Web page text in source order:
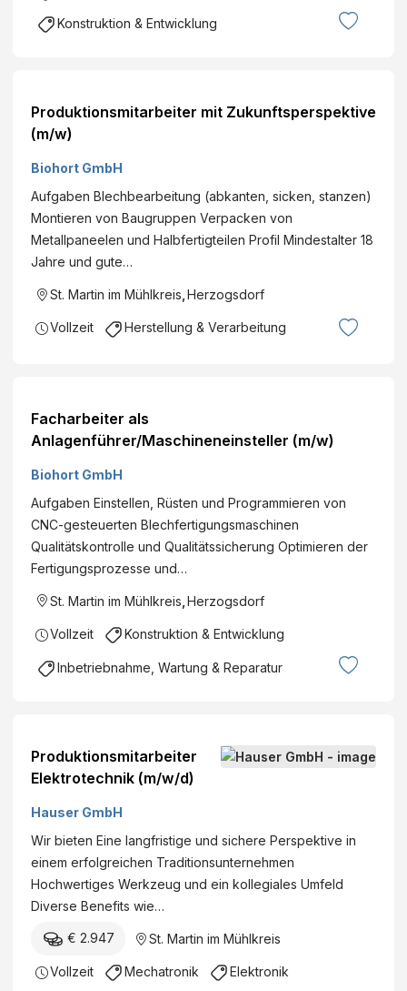
Konstruktion & Entwicklung
Produktionsmitarbeiter mit Zukunftsperspektive
(m/w)
Biohort GmbH
Aufgaben Blechbearbeitung (abkanten, sicken, stanzen)
Montieren von Baugruppen Verpacken von
Metallpaneelen und Halbfertigteilen Profil Mindestalter 18
Jahre und gute…
St. Martin im Mühlkreis Herzogsdorf
Vollzeit Herstellung & Verarbeitung
Facharbeiter als
Anlagenführer/Maschineneinsteller (m/w)
Biohort GmbH
Aufgaben Einstellen, Rüsten und Programmieren von
CNC-gesteuerten Blechfertigungsmaschinen
Qualitätskontrolle und Qualitätssicherung Optimieren der
Fertigungsprozesse und…
St. Martin im Mühlkreis Herzogsdorf
Vollzeit Konstruktion & Entwicklung
Inbetriebnahme, Wartung & Reparatur
Produktionsmitarbeiter
Elektrotechnik (m/w/d)
Hauser GmbH
Wir bieten Eine langfristige und sichere Perspektive in
einem erfolgreichen Traditionsunternehmen
Hochwertiges Werkzeug und ein kollegiales Umfeld
Diverse Benefits wie…
€ 2.947 St. Martin im Mühlkreis
Vollzeit Mechatronik Elektronik